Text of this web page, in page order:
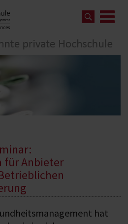
für Anbieter
hat